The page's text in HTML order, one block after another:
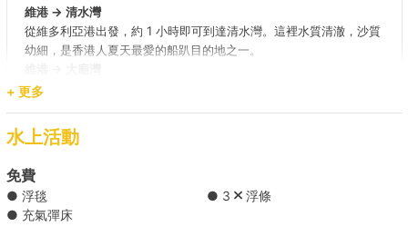
維港 → 清水灣
從維多利亞港出發，約 1 小時即可到達清水灣。這裡水質清澈，沙質
幼細，是香港人夏天最愛的船趴目的地之一。
佛堂門天后古廟位於西貢清水灣大坳門路大廟灣，因此又稱大廟灣天
之一，規模更是全港之冠。
維港 → 淺水灣
靜，有「東方夏威夷」的美譽。
南區（船程約1小時至1小時15分）
+ 更多
水上活動
免費
● 浮毯 ● 3
浮條
● 充氣彈床